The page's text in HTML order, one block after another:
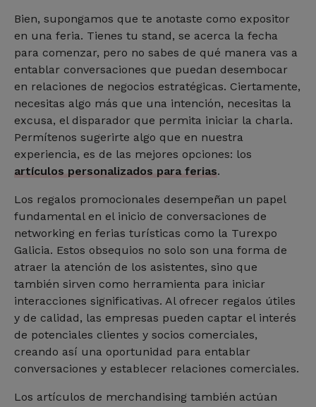
Bien, supongamos que te anotaste como expositor
en una feria. Tienes tu stand, se acerca la fecha
para comenzar, pero no sabes de qué manera vas a
entablar conversaciones que puedan desembocar
en relaciones de negocios estratégicas. Ciertamente,
necesitas algo más que una intención, necesitas la
excusa, el disparador que permita iniciar la charla.
Permítenos sugerirte algo que en nuestra
experiencia, es de las mejores opciones: los
artículos personalizados para ferias.
Los regalos promocionales desempeñan un papel
fundamental en el inicio de conversaciones de
networking en ferias turísticas como la Turexpo
Galicia. Estos obsequios no solo son una forma de
atraer la atención de los asistentes, sino que
también sirven como herramienta para iniciar
interacciones significativas. Al ofrecer regalos útiles
y de calidad, las empresas pueden captar el interés
de potenciales clientes y socios comerciales,
creando así una oportunidad para entablar
conversaciones y establecer relaciones comerciales.
Los artículos de merchandising también actúan